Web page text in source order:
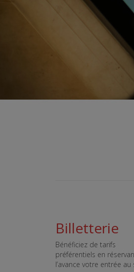
Billetterie
Bénéficiez de tarifs
préférentiels en
l’avance votre entrée au